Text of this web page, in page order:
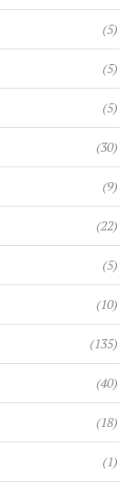
(5)
(5)
(5)
(30)
(9)
(22)
(5)
(10)
(135)
(40)
(18)
(1)